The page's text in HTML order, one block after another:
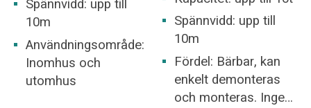
Spännvidd: upp till
10m
Användningsområde:
Inomhus och
utomhus
Spännvidd: upp till
10m
Fördel: Bärbar, kan
enkelt demonteras
och monteras. Inget